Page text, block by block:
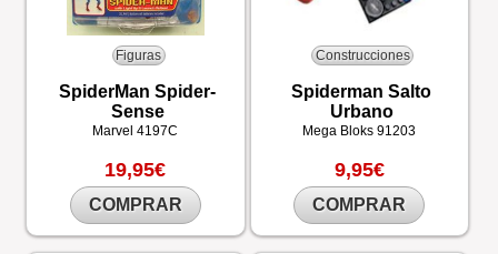
Figuras
SpiderMan Spider-
Sense
Marvel4197C
19,95€
COMPRAR
Construcciones
Spiderman Salto
Urbano
Mega Bloks91203
9,95€
COMPRAR